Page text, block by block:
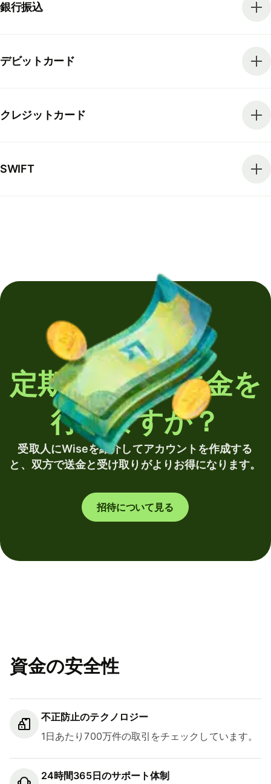
銀行振込
デビットカード
クレジットカード
SWIFT
定期的に海外送金を
行いますか？
受取人にWiseを紹介してアカウントを作成する
と、双方で送金と受け取りがよりお得になります。
招待について見る
資金の安全性
不正防止のテクノロジー
1日あたり700万件の取引をチェックしています。
24時間365日のサポート体制